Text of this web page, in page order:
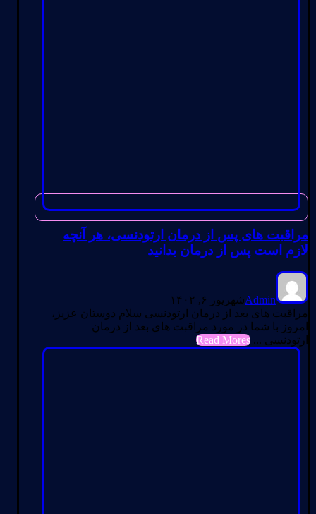
مراقبت های پس از درمان ارتودنسی، هر آنچه
لازم است پس از درمان بدانید
Adminشهریور ۶, ۱۴۰۲
مراقبت های بعد از درمان ارتودنسی سلام دوستان عزیز،
امروز با شما در مورد مراقبت های بعد از درمان
ارتودنسی ... Read Mores